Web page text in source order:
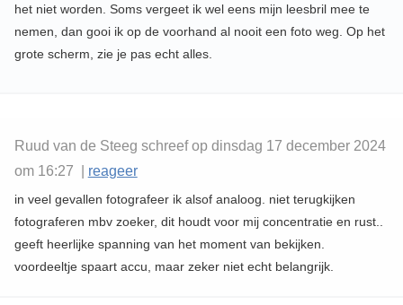
het niet worden. Soms vergeet ik wel eens mijn leesbril mee te
nemen, dan gooi ik op de voorhand al nooit een foto weg. Op het
grote scherm, zie je pas echt alles.
Ruud van de Steeg schreef op dinsdag 17 december 2024
om 16:27 | reageer
in veel gevallen fotografeer ik alsof analoog. niet terugkijken
fotograferen mbv zoeker, dit houdt voor mij concentratie en rust..
geeft heerlijke spanning van het moment van bekijken.
voordeeltje spaart accu, maar zeker niet echt belangrijk.